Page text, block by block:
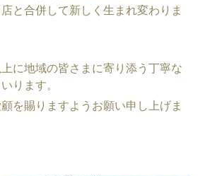
と合併して新しく生まれ変わりま
に地域の皆さまに寄り添う丁寧な
ります。
を賜りますようお願い申し上げま